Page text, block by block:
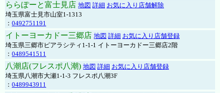
ららぽーと富士見店 地図 詳細 お気に入り店舗解除
埼玉県富士見市山室1-1313
： 0492751191
イトーヨーカドー三郷店 地図 詳細 お気に入り店舗登録
埼玉県三郷市ピアラシティ1-1-1 イトーヨーカドー三郷店2階
： 0489541511
八潮店(フレスポ八潮) 地図 詳細 お気に入り店舗登録
埼玉県八潮市大瀬1-1-3 フレスポ八潮3F
： 0489943911